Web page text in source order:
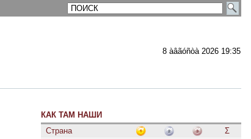
8 àâãóñòà 2026 19:35
КАК ТАМ НАШИ
Страна
Σ